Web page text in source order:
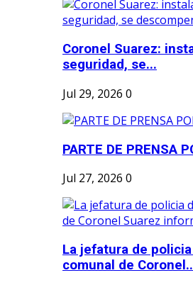
Coronel Suarez:
seguridad, se...
Jul 29, 2026 0
PARTE DE PRENSA
Jul 27, 2026 0
La jefatura de
comunal de